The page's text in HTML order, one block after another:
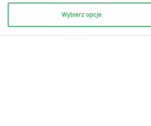
Wybierz opcje